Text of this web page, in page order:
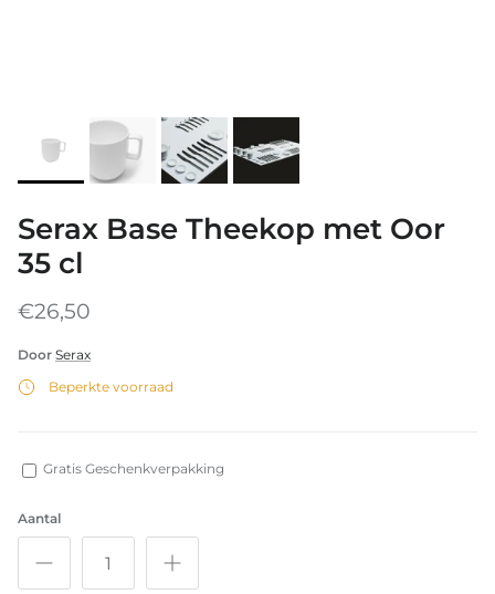
Serax Base Theekop met Oor
35 cl
€26,50
Door Serax
Beperkte voorraad
Gratis Geschenkverpakking
Aantal